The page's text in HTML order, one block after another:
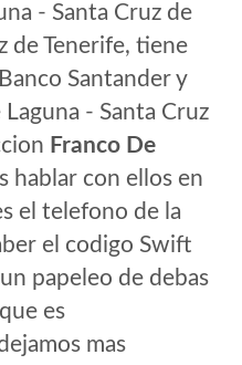
- Santa Cruz de
de Tenerife, tiene
Santander y
- Santa Cruz
Franco De
hablar con ellos en
el telefono de la
el codigo Swift
papeleo de debas
es
mas